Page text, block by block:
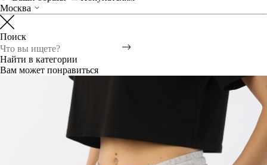
Москва
Поиск
Найти в категории
Вам может понравиться